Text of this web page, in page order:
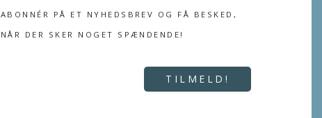
ABONNÉR PÅ ET NYHEDSBREV OG FÅ BESKED,
NÅR DER SKER NOGET SPÆNDENDE!
TILMELD!